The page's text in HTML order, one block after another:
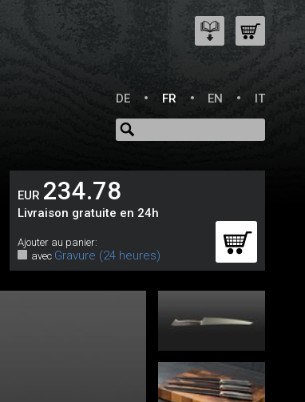
DE
FR EN IT
EUR 234.78
Livraison gratuite en 24h
Ajouter au panier:
avec Gravure (24 heures)